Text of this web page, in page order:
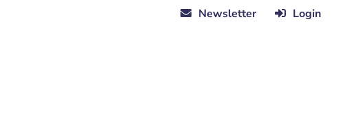
Newsletter Login